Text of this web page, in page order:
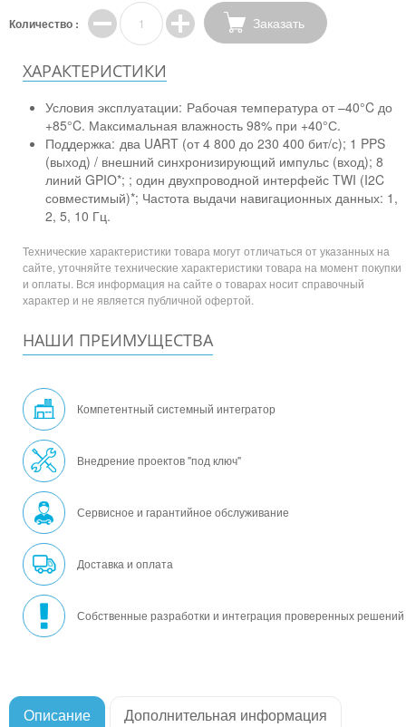
Количество : Заказать
ХАРАКТЕРИСТИКИ
Условия эксплуатации: Рабочая температура от –40°C до
+85°C. Максимальная влажность 98% при +40°С.
Поддержка: два UART (от 4 800 до 230 400 бит/с); 1 PPS
(выход) / внешний синхронизирующий импульс (вход); 8
линий GPIO*; ; один двухпроводной интерфейс TWI (I2C
совместимый)*; Частота выдачи навигационных данных: 1,
2, 5, 10 Гц.
Технические характеристики товара могут отличаться от указанных на
сайте, уточняйте технические характеристики товара на момент покупки
и оплаты. Вся информация на сайте о товарах носит справочный
характер и не является публичной офертой.
НАШИ ПРЕИМУЩЕСТВА
Компетентный системный интегратор
Внедрение проектов "под ключ"
Сервисное и гарантийное обслуживание
Доставка и оплата
Собственные разработки и интеграция проверенных решений
Описание Дополнительная информация